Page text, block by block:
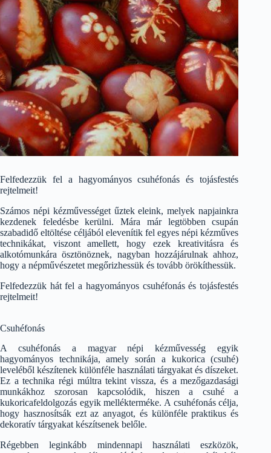
Felfedezzük fel a hagyományos csuhéfonás és tojásfestés
rejtelmeit!
Számos népi kézművességet űztek eleink, melyek napjainkra
kezdenek feledésbe kerülni. Mára már legtöbben csupán
szabadidő eltöltése céljából elevenítik fel egyes népi kézműves
technikákat, viszont amellett, hogy ezek kreativitásra és
alkotómunkára ösztönöznek, nagyban hozzájárulnak ahhoz,
hogy a népművészetet megőrizhessük és tovább örökíthessük.
Felfedezzük hát fel a hagyományos csuhéfonás és tojásfestés
rejtelmeit!
Csuhéfonás
A csuhéfonás a magyar népi kézművesség egyik
hagyományos technikája, amely során a kukorica (csuhé)
leveléből készítenek különféle használati tárgyakat és díszeket.
Ez a technika régi múltra tekint vissza, és a mezőgazdasági
munkákhoz szorosan kapcsolódik, hiszen a csuhé a
kukoricafeldolgozás egyik mellékterméke. A csuhéfonás célja,
hogy hasznosítsák ezt az anyagot, és különféle praktikus és
dekoratív tárgyakat készítsenek belőle.
Régebben leginkább mindennapi használati eszközök,